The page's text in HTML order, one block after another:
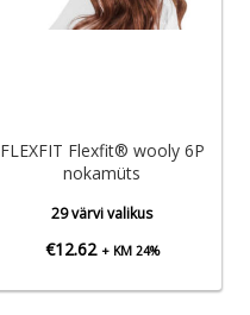
FLEXFIT Flexfit® wooly 6P
nokamüts
29 värvi valikus
€12.62 + KM 24%